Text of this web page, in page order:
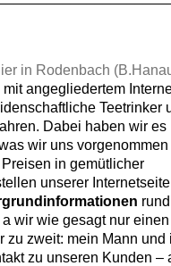
in Rodenbach
mit angegliedertem
Teetrinker
Dabei haben wir es
wir uns
in gemütlicher
unserer
wir wie gesagt nur einen
zu zweit: mein Mann und
zu unseren Kunden –